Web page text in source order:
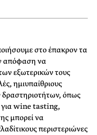
στο έπακρον τα
απόφαση να
εξωτερικών τους
ημιυπαίθριους
δραστηριοτήτων, όπως
για wine tasting,
μπορεί να
περιστεριώνες